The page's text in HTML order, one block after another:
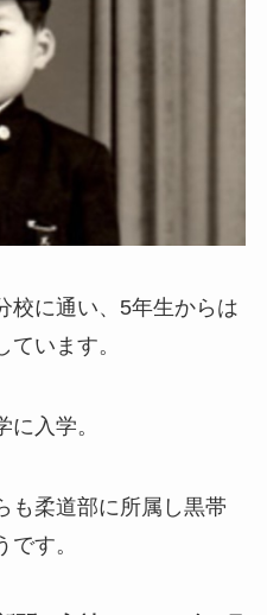
校に通い、5年生からは
います。
入学。
も柔道部に所属し黒帯
す。